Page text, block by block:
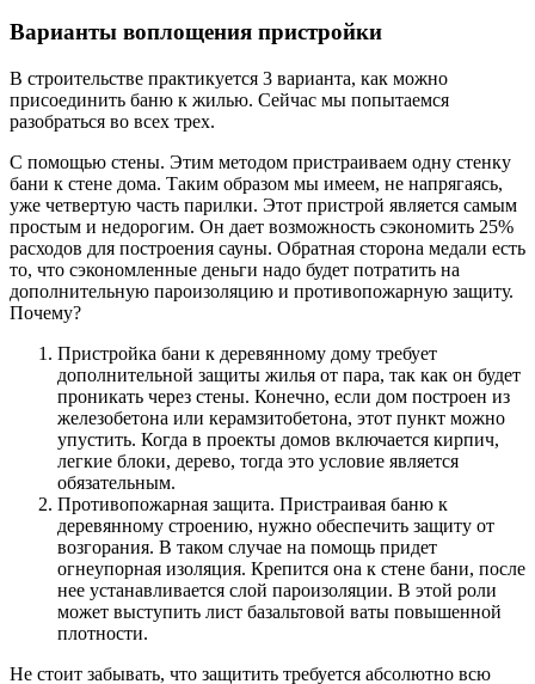
Варианты воплощения пристройки
В строительстве практикуется 3 варианта, как можно
присоединить баню к жилью. Сейчас мы попытаемся
разобраться во всех трех.
С помощью стены. Этим методом пристраиваем одну стенку
бани к стене дома. Таким образом мы имеем, не напрягаясь,
уже четвертую часть парилки. Этот пристрой является самым
простым и недорогим. Он дает возможность сэкономить 25%
расходов для построения сауны. Обратная сторона медали есть
то, что сэкономленные деньги надо будет потратить на
дополнительную пароизоляцию и противопожарную защиту.
Почему?
Пристройка бани к деревянному дому требует
дополнительной защиты жилья от пара, так как он будет
проникать через стены. Конечно, если дом построен из
железобетона или керамзитобетона, этот пункт можно
упустить. Когда в проекты домов включается кирпич,
легкие блоки, дерево, тогда это условие является
обязательным.
Противопожарная защита. Пристраивая баню к
деревянному строению, нужно обеспечить защиту от
возгорания. В таком случае на помощь придет
огнеупорная изоляция. Крепится она к стене бани, после
нее устанавливается слой пароизоляции. В этой роли
может выступить лист базальтовой ваты повышенной
плотности.
Не стоит забывать, что защитить требуется абсолютно всю